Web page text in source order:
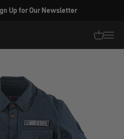
Up for Our Newsletter